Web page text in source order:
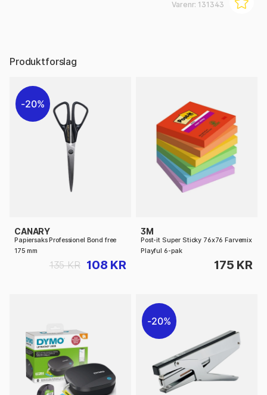
Varenr: 131343
Produktforslag
20%
CANARY
Papiersaks Professionel Bond free
175 mm
108 KR
135 KR
3M
Post-it Super Sticky 76x76 Farvemix
Playful 6-pak
175 KR
20%